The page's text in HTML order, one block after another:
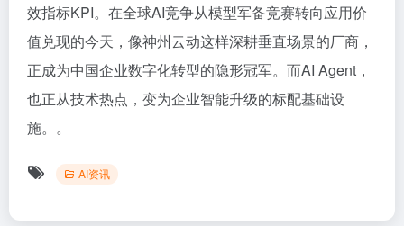
效指标KPI。在全球AI竞争从模型军备竞赛转向应用价
值兑现的今天，像神州云动这样深耕垂直场景的厂商，
正成为中国企业数字化转型的隐形冠军。而AI Agent，
也正从技术热点，变为企业智能升级的标配基础设
施。。
AI资讯